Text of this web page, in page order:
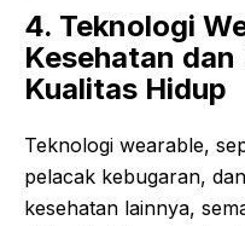
4. Teknologi
Kesehatan
Kualitas Hidup
Teknologi wearable,
pelacak kebugaran,
kesehatan lainnya,